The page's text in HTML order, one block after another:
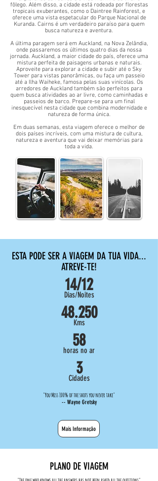
fôlego. Além disso, a cidade está rodeada por florestas
tropicais exuberantes, como o Daintree Rainforest, e
oferece uma vista espetacular do Parque Nacional de
Kuranda. Cairns é um verdadeiro paraíso para quem
busca natureza e aventura.
A última paragem será em Auckland, na Nova Zelândia,
onde passaremos os últimos quatro dias da nossa
jornada. Auckland, a maior cidade do país, oferece uma
mistura perfeita de paisagens urbanas e naturais.
Aproveite para explorar a cidade e subir até o Sky
Tower para vistas panorâmicas, ou faça um passeio
até a Ilha Waiheke, famosa pelas suas vinícolas. Os
arredores de Auckland também são perfeitos para
quem busca atividades ao ar livre, como caminhadas e
passeios de barco. Prepare-se para um final
inesquecível nesta cidade que combina modernidade e
natureza de forma única.
Em duas semanas, esta viagem oferece o melhor de
dois países incríveis, com uma mistura de cultura,
natureza e aventura que vai deixar memórias para
toda a vida.
ESTA PODE SER A VIAGEM DA TUA VIDA...
ATREVE-TE!
14/12
Dias/Noites
48.250
Kms
58
horas no ar
3
Cidades
"You Miss 100% of the shots you never take"
-- Wayne Gretsky
Mais Informação
PLANO DE VIAGEM